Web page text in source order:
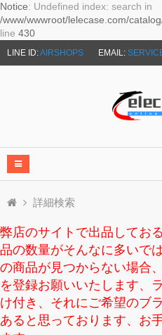
Notice: Undefined index: search in
/www/wwwroot/lelecase.com/
line 430
LINE ID:AIRSHOPS EMAIL:
詳細検索
弊店のサイトで出品してお
品の数量がそんなに多いで
の商品が見つからない場合
を登録お願いいたします、
け付き、それにご希望のブ
あると思っております、お